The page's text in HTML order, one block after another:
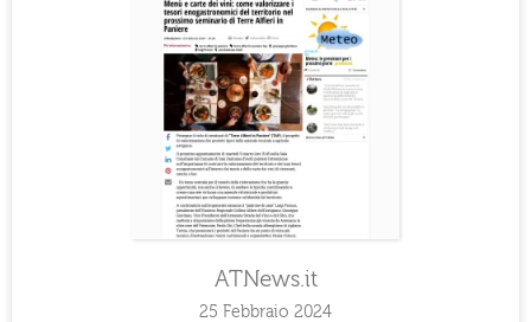
ATNews.it
25 Febbraio 2024